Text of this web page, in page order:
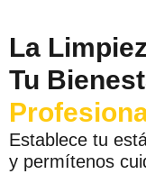
La
Tu
Establece tu
y permítenos